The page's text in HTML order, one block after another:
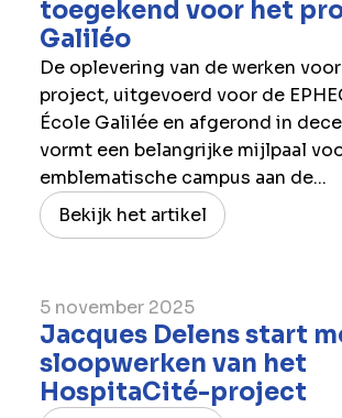
toegekend voor het
Galiléo
De oplevering van de werken
project, uitgevoerd voor de
École Galilée en afgerond in
vormt een belangrijke mijlpaal
emblematische campus aan de...
Bekijk het artikel
5 november 2025
Jacques Delens start
sloopwerken van het
HospitaCité-project